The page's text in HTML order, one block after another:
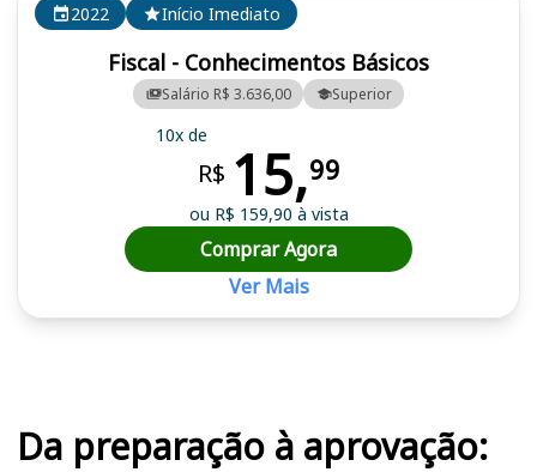
2022 Início Imediato
Fiscal - Conhecimentos Básicos
Salário R$ 3.636,00 Superior
10x de
R$ 15,99
ou R$ 159,90 à vista
Comprar Agora
Ver Mais
Da preparação à aprovação: